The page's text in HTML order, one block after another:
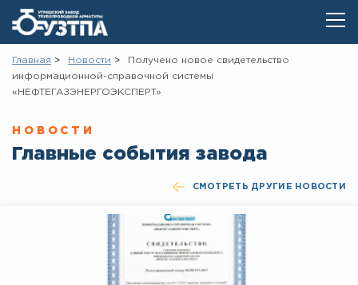
Главная Новости
Получено новое свидетельство
информационной-справочной системы
«НЕФТЕГАЗЭНЕРГОЭКСПЕРТ»
НОВОСТИ
Главные события завода
СМОТРЕТЬ ДРУГИЕ НОВОСТИ